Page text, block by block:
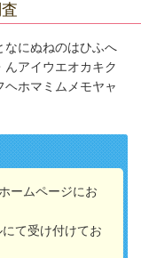
なにぬねのはひふへ
アイウエオカキク
ホマミムメモヤャ
ームページにお
て受け付けてお